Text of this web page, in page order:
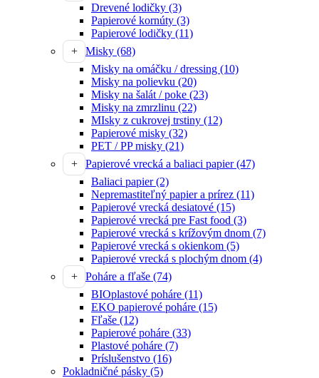
Drevené lodičky (3)
Papierové kornúty (3)
Papierové lodičky (11)
Misky (68)
Misky na omáčku / dressing (10)
Misky na polievku (20)
Misky na šalát / poke (23)
Misky na zmrzlinu (22)
MIsky z cukrovej trstiny (12)
Papierové misky (32)
PET / PP misky (21)
Papierové vrecká a baliaci papier(47)
Baliaci papier(2)
Nepremastiteľný papier a prírez (11)
Papierové vrecká desiatové (15)
Papierové vrecká pre Fast food (3)
Papierové vrecká s krížovým dnom (7)
Papierové vrecká s okienkom (5)
Papierové vrecká s plochým dnom (4)
Poháre a fľaše (74)
BIOplastové poháre (11)
EKO papierové poháre (15)
Fľaše (12)
Papierové poháre (33)
Plastové poháre (7)
Príslušenstvo (16)
Pokladničné pásky (5)